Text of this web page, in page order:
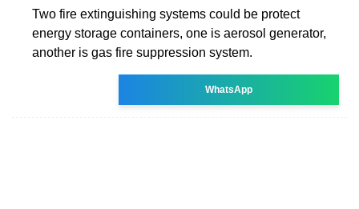
Two fire extinguishing systems could be protect
energy storage containers, one is aerosol generator,
another is gas fire suppression system.
WhatsApp